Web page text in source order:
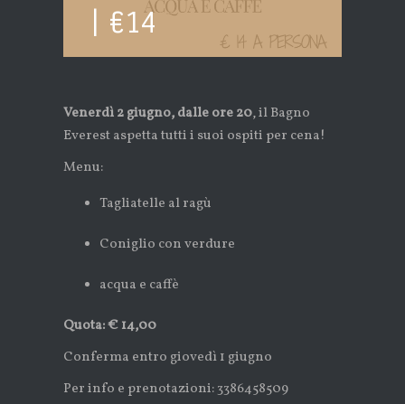
| €14
Venerdì 2 giugno, dalle ore 20, il Bagno
Everest aspetta tutti i suoi ospiti per cena!
Menu:
Tagliatelle al ragù
Coniglio con verdure
acqua e caffè
Quota: € 14,00
Conferma entro giovedì 1 giugno
Per info e prenotazioni: 3386458509